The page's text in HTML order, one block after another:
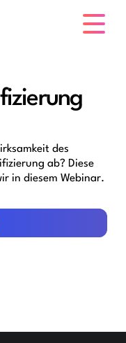
des
ab? Diese
in diesem Webinar.